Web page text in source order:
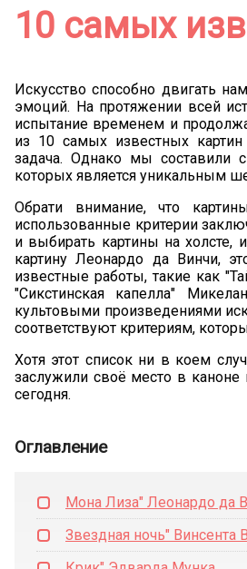
10 самых
Искусство способно двигать
эмоций. На протяжении всей
испытание временем и
из 10 самых известных
задача. Однако мы составили
которых является уникальным
Обрати внимание, что
использованные критерии
и выбирать картины на
картину Леонардо да Винчи,
известные работы, такие как
"Сикстинская капелла"
культовыми произведениями
соответствуют критериям,
Хотя этот список ни в коем
заслужили своё место в каноне
сегодня.
Оглавление
Мона Лиза" Леонардо да
Звездная ночь" Винсента